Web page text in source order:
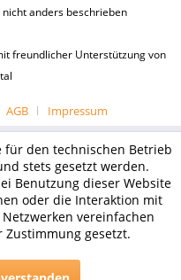
anders beschrieben
freundlicher Unterstützung von
AGB Impressum
für den technischen Betrieb
stets gesetzt werden.
Benutzung dieser Website
oder die Interaktion mit
vereinfachen
gesetzt.